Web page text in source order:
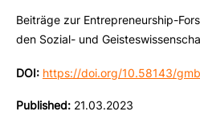
Beiträge zur Entrepreneurship-
den Sozial- und
DOI: https://doi.org/10.58143/
Published: 21.03.2023